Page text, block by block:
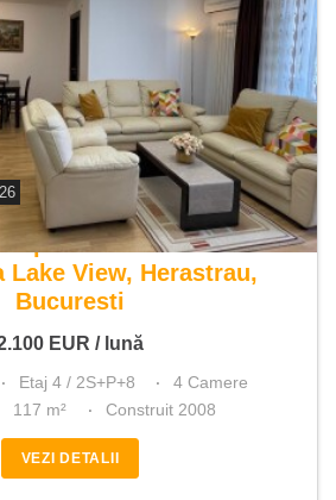
apartament 4 camere
Lake View, Herastrau,
Bucuresti
EUR / lună
Etaj 4 / 2S+P+8
4 Camere
117 m² Construit 2008
VEZI DETALII